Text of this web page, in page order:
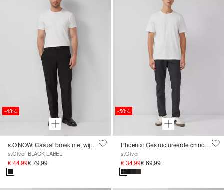
-43%
s.O NOW: Casual broek met wijde pijpen van stretchkeperstof met elastische tailleband
s.Oliver BLACK LABEL
€ 44,99€ 79,99
-50%
Phoenix: Gestructureerde chino met elastische tailleband
s.Oliver
€ 34,99€ 69,99